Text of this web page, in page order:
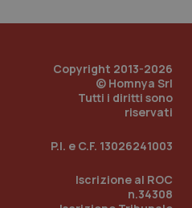
Copyright 2013-2026
© Homnya Srl
Tutti i diritti sono
riservati
P.I. e C.F. 13026241003
Iscrizione al ROC
n.34308
.quotidianosanita.it
1
mese